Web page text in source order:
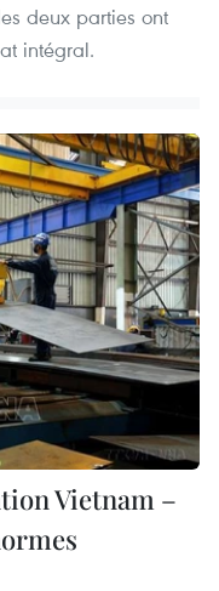
deux parties ont
intégral.
Vietnam –